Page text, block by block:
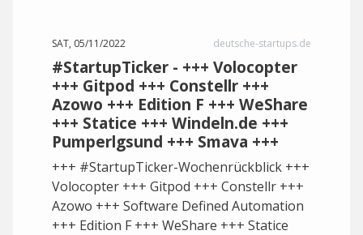
SAT, 05/11/2022 deutsche-startups.de
#StartupTicker - +++ Volocopter
+++ Gitpod +++ Constellr +++
Azowo +++ Edition F +++ WeShare
+++ Statice +++ Windeln.de +++
Pumperlgsund +++ Smava +++
+++ #StartupTicker-Wochenrückblick +++
Volocopter +++ Gitpod +++ Constellr +++
Azowo +++ Software Defined Automation
+++ Edition F +++ WeShare +++ Statice